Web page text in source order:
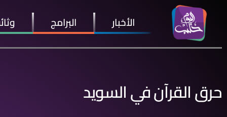
الأخبار البرامج
حرق القرآن في السويد